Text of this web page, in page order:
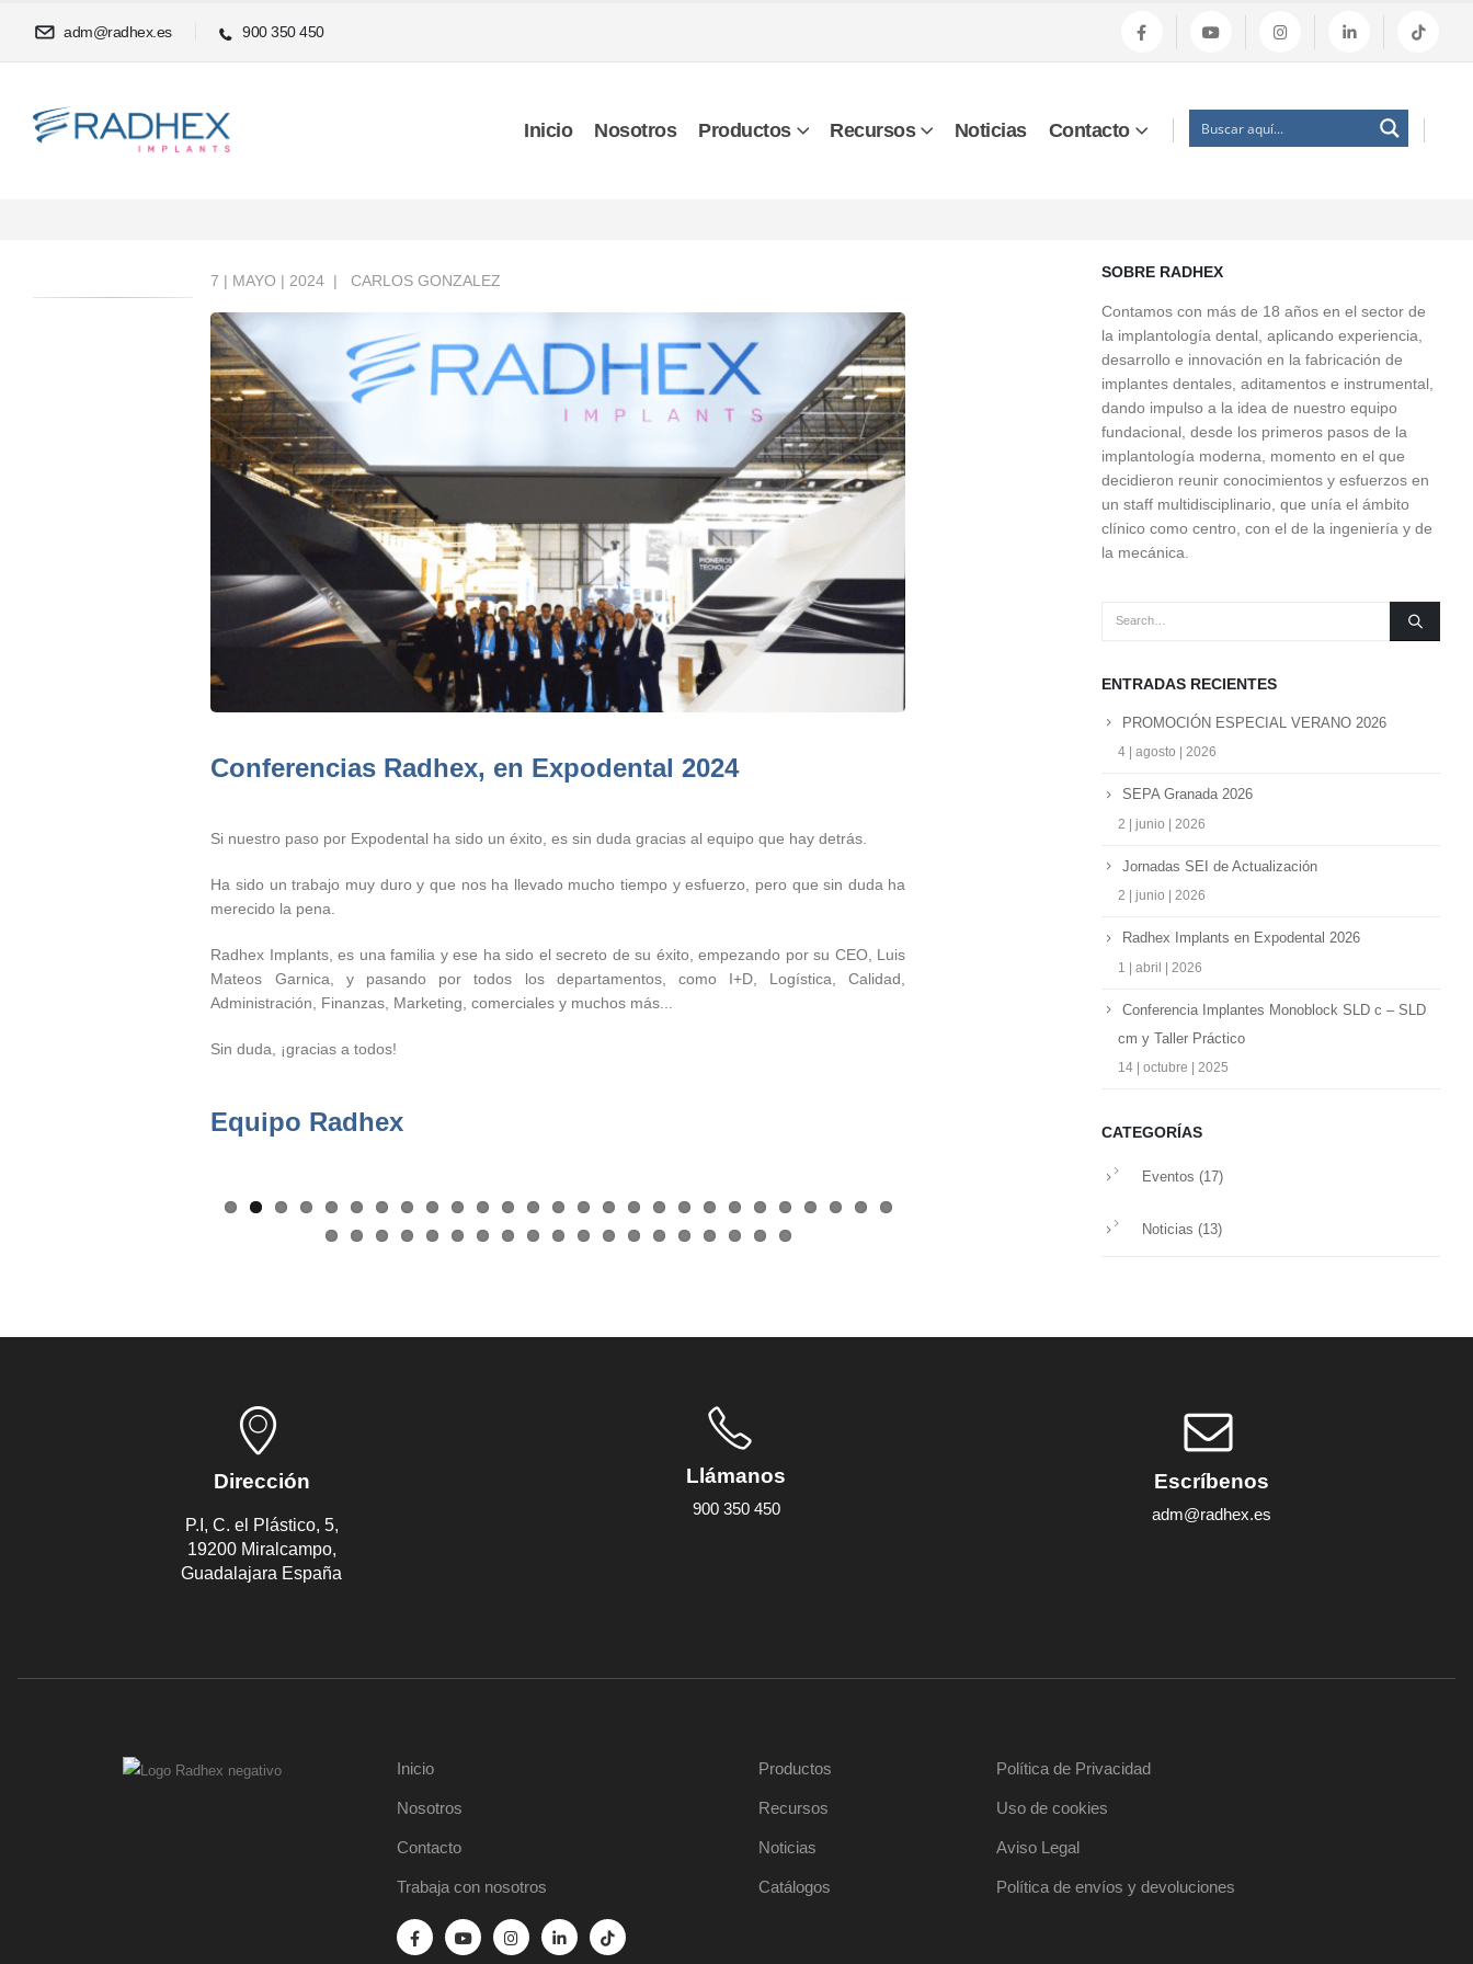
adm@radhex.es 900 350 450
Inicio Nosotros Productos Recursos Noticias Contacto
7 | MAYO | 2024 CARLOS GONZALEZ
Conferencias Radhex, en Expodental 2024
Si nuestro paso por Expodental ha sido un éxito, es sin duda gracias al equipo que hay detrás.
Ha sido un trabajo muy duro y que nos ha llevado mucho tiempo y esfuerzo, pero que sin duda ha
merecido la pena.
Radhex Implants, es una familia y ese ha sido el secreto de su éxito, empezando por su CEO, Luis
Mateos Garnica, y pasando por todos los departamentos, como I+D, Logística, Calidad,
Administración, Finanzas, Marketing, comerciales y muchos más...
Sin duda, ¡gracias a todos!
Equipo Radhex
SOBRE RADHEX
Contamos con más de 18 años en el sector de
la implantología dental, aplicando experiencia,
desarrollo e innovación en la fabricación de
implantes dentales, aditamentos e instrumental,
dando impulso a la idea de nuestro equipo
fundacional, desde los primeros pasos de la
implantología moderna, momento en el que
decidieron reunir conocimientos y esfuerzos en
un staff multidisciplinario, que unía el ámbito
clínico como centro, con el de la ingeniería y de
la mecánica.
ENTRADAS RECIENTES
PROMOCIÓN ESPECIAL VERANO 2026
4 | agosto | 2026
SEPA Granada 2026
2 | junio | 2026
Jornadas SEI de Actualización
2 | junio | 2026
Radhex Implants en Expodental 2026
1 | abril | 2026
Conferencia Implantes Monoblock SLD c – SLD
cm y Taller Práctico
14 | octubre | 2025
CATEGORÍAS
Eventos (17)
Noticias (13)
Dirección
P.I, C. el Plástico, 5,
19200 Miralcampo,
Guadalajara España
Llámanos
900 350 450
Escríbenos
adm@radhex.es
Inicio
Nosotros
Contacto
Trabaja con nosotros
Productos
Recursos
Noticias
Catálogos
Política de Privacidad
Uso de cookies
Aviso Legal
Política de envíos y devoluciones